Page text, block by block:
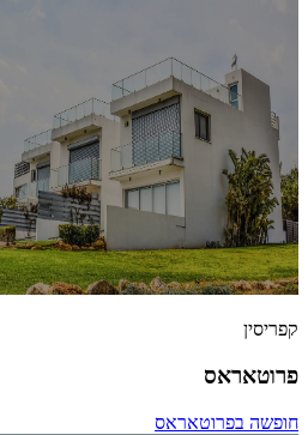
קפריסין
פרוטאראס
חופשה בפרוטאראס